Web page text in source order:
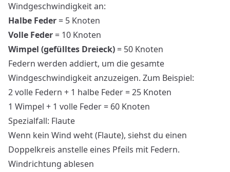
Windgeschwindigkeit an:
Halbe Feder = 5 Knoten
Volle Feder = 10 Knoten
Wimpel (gefülltes Dreieck) = 50 Knoten
Federn werden addiert, um die gesamte
Windgeschwindigkeit anzuzeigen. Zum Beispiel:
2 volle Federn + 1 halbe Feder = 25 Knoten
1 Wimpel + 1 volle Feder = 60 Knoten
Spezialfall: Flaute
Wenn kein Wind weht (Flaute), siehst du einen
Doppelkreis anstelle eines Pfeils mit Federn.
Windrichtung ablesen